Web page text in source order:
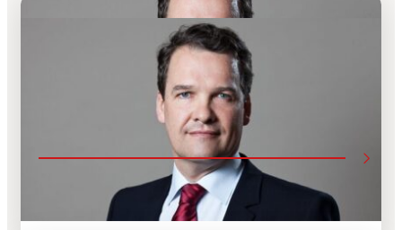
Prof. Dr. Christian SCHUBEL
Leiter des Lehrstuhls für Zivil- und Wirtschaftsrecht,
Studiengangsleiter LL.M., Stammmitglied der
Doktorschule